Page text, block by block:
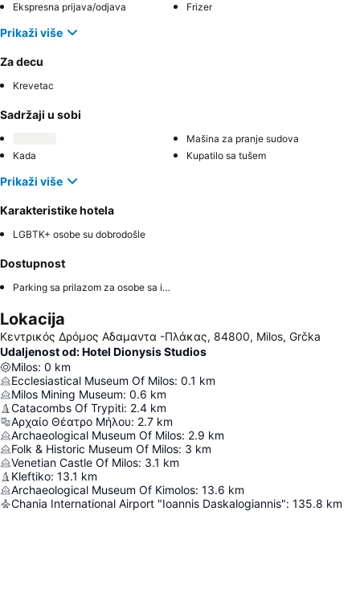
Ekspresna prijava/odjava
Frizer
Prikaži više
Za decu
Krevetac
Sadržaji u sobi
Mašina za pranje sudova
Kada
Kupatilo sa tušem
Prikaži više
Karakteristike hotela
LGBTK+ osobe su dobrodošle
Dostupnost
Parking sa prilazom za osobe sa invaliditetom
Lokacija
Κεντρικός Δρόμος Αδαμαντα -Πλάκας, 84800, Milos, Grčka
Udaljenost od: Hotel Dionysis Studios
Milos: 0 km
Ecclesiastical Museum Of Milos: 0.1 km
Milos Mining Museum: 0.6 km
Catacombs Of Trypiti: 2.4 km
Αρχαίο Θέατρο Μήλου: 2.7 km
Archaeological Museum Of Milos: 2.9 km
Folk & Historic Museum Of Milos: 3 km
Venetian Castle Of Milos: 3.1 km
Kleftiko: 13.1 km
Archaeological Museum Of Kimolos: 13.6 km
Chania International Airport "Ioannis Daskalogiannis": 135.8 km